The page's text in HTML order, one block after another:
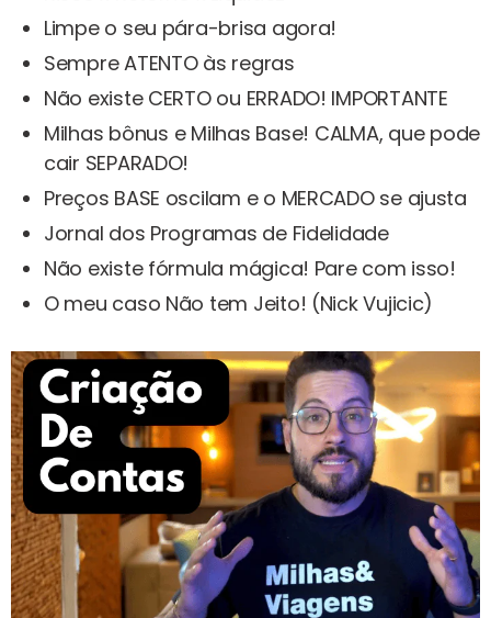
Limpe o seu pára-brisa agora!
Sempre ATENTO às regras
Não existe CERTO ou ERRADO! IMPORTANTE
Milhas bônus e Milhas Base! CALMA, que pode
cair SEPARADO!
Preços BASE oscilam e o MERCADO se ajusta
Jornal dos Programas de Fidelidade
Não existe fórmula mágica! Pare com isso!
O meu caso Não tem Jeito! (Nick Vujicic)